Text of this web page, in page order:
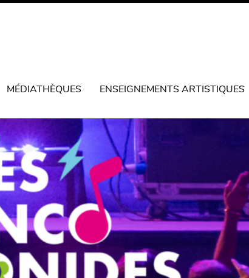
MÉDIATHÈQUES ENSEIGNEMENTS ARTISTIQUES